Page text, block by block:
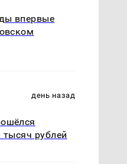
впервые
день назад
рублей